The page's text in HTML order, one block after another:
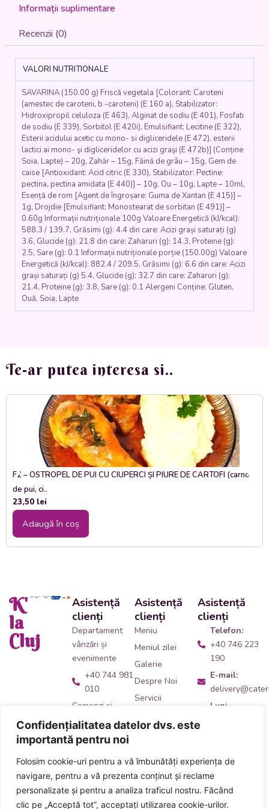
Confidențialitatea datelor dvs. este
importantă pentru noi
Folosim cookie-uri pentru a vă îmbunătăți experiența de
navigare, pentru a vă prezenta conținut și reclame
personalizate și pentru a analiza traficul nostru. Făcând
clic pe „Acceptă tot”, acceptați utilizarea cookie-urilor.
FRIȘCĂ
lapte,
drojdie,
esență
coajă
portocală,
frișcă,
dulceață)
Informații suplimentare
Recenzii (0)
VALORI NUTRITIONALE
SAVARINA (150.00 g) Friscă vegetala [Colorant: Caroteni
(amestec de caroteni, b -caroteni) (E 160 a), Stabilizator:
Hidroxipropil celuloza (E 463), Alginat de sodiu (E 401), Fosfati
de sodiu (E 339), Sorbitol (E 420i), Emulsifiant: Lecitine (E 322),
Esterii acidului acetic cu mono- si digliceridele (E 472), esterii
lactici ai mono- şi digliceridelor cu acizi graşi (E 472b)] (Conține
Soia, Lapte) – 20g, Zahăr – 15g, Făină de grâu – 15g, Gem de
caise [Antioxidant: Acid citric (E 330), Stabilizator: Pectine:
pectina, pectina amidata (E 440)] – 10g, Ou – 10g, Lapte – 10ml,
Esență de rom [Agent de îngroșare: Guma de Xantan (E 415)] –
1g, Drojdie [Emulsifiant: Monostearat de sorbitan (E 491)] –
0.60g Informații nutriționale 100g Valoare Energetică (kJ/kcal):
588.3 / 139.7, Grăsimi (g): 4.4 din care: Acizi grași saturați (g)
3.6, Glucide (g): 21.8 din care: Zaharuri (g): 14.3, Proteine (g):
2.5, Sare (g): 0.1 Informații nutriționale porție (150.00g) Valoare
Energetică (kJ/kcal): 882.4 / 209.5, Grăsimi (g): 6.6 din care: Acizi
grași saturați (g) 5.4, Glucide (g): 32.7 din care: Zaharuri (g):
21.4, Proteine (g): 3.8, Sare (g): 0.1 Alergeni Conține: Gluten,
Ouă, Soia, Lapte
Te-ar putea interesa si..
F2 – OSTROPEL DE PUI CU CIUPERCI ȘI PIURE DE CARTOFI (carne
de pui, ci..
23,50 lei
Adaugă în coș
K'
la
Cluj
Asistență
clienți
Departament
vânzări și
evenimente
+40 744 981
010
Comenzi și
livrări catering
+40 746 223
Acceptăm plata
numerar și card
inclusiv carduri
Asistență
clienți
Meniu
Meniul zilei
Galerie
Despre Noi
Servicii
Asistență
clienți
Telefon:
+40 746 223
190
E-mail:
Luni -
Adresă:
găsești